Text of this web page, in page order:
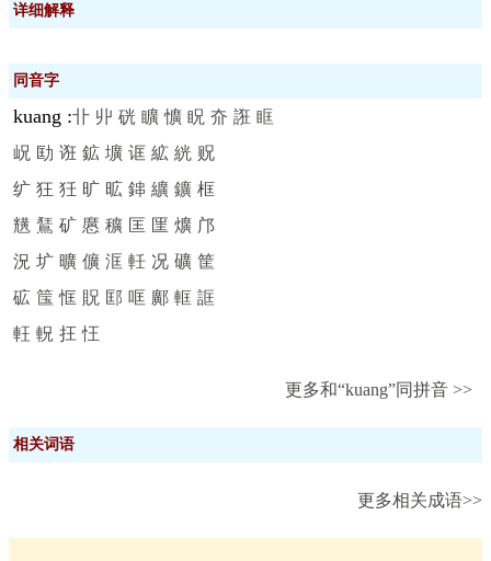
详细解释
同音字
kuang :卝 丱 硄 矌 懭 眖 夼 誑 眶
岲 劻 诳 鉱 壙 诓 絋 絖 贶
纩 狂 狅 旷 昿 鋛 纊 鑛 框
黋 鵟 矿 懬 穬 匡 匩 爌 邝
況 圹 曠 儣 洭 軠 况 礦 筐
砿 筺 恇 貺 邼 哐 鄺 軭 誆
軖 軦 抂 忹
更多和“kuang”同拼音 >>
相关词语
更多相关成语>>